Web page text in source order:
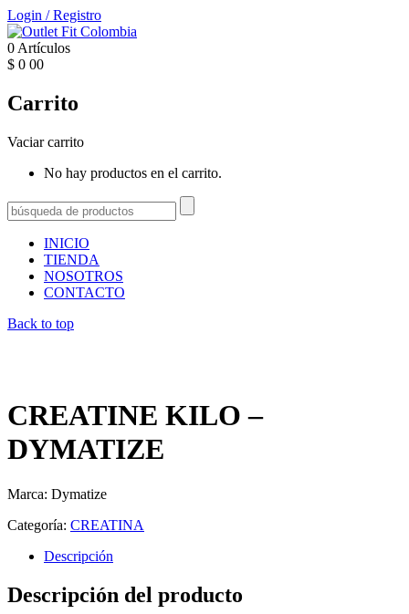
Login /Registro
0 Artículos
$ 0 00
Carrito
Vaciar carrito
No hay productos en el carrito.
INICIO
TIENDA
NOSOTROS
CONTACTO
Back to top
CREATINE KILO –
DYMATIZE
Marca: Dymatize
Categoría: CREATINA
Descripción
Descripción del producto